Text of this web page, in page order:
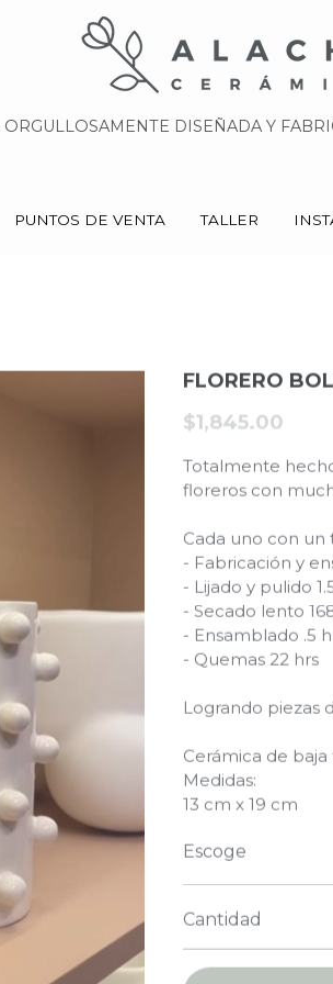
ORGULLOSAMENTE DISEÑADA Y
PUNTOS DE VENTA TALLER
ORGULLOSAMENTE DISEÑADA Y
PUNTOS DE VENTA TALLER
FLORERO
$1,845.00
Totalmente
floreros con
Cada uno con un
- Fabricación y
- Lijado y pulido
- Secado lento
- Ensamblado .5
- Quemas 22 hrs
Logrando piezas
Cerámica de
Medidas:
13 cm x 19 cm
Escoge
Cantidad